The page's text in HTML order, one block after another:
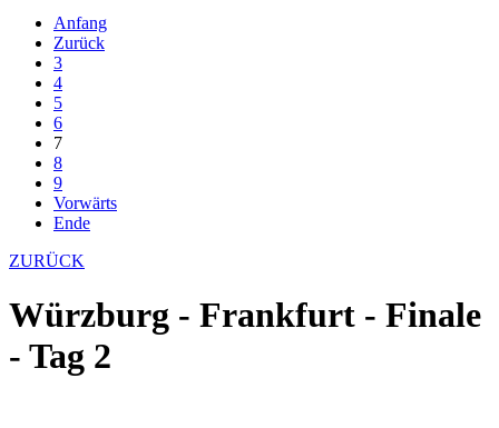
Anfang
Zurück
3
4
5
6
7
8
9
Vorwärts
Ende
ZURÜCK
Würzburg - Frankfurt - Finale
- Tag 2